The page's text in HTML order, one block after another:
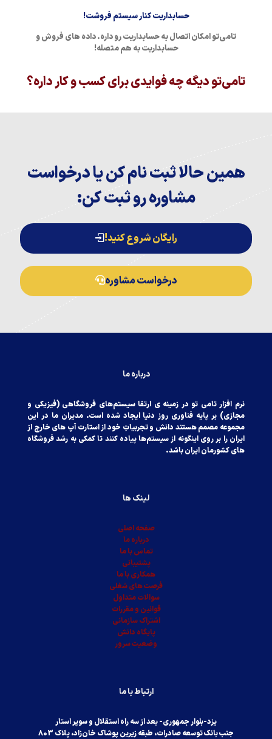
حسابداریت کنار سیستم فروشت!
تامی‌تو امکان اتصال به حسابداریت رو داره. داده های فروش و
حسابداریت به هم متصله!
تامی‌تو دیگه چه فوایدی برای کسب و کار داره؟
همین حالا ثبت نام کن یا درخواست
مشاوره رو ثبت کن:
رایگان شروع کنید!
درخواست مشاوره
درباره ما
نرم افزار تامی تو در زمینه ی ارتقا سیستم‌های فروشگاهی (فیزیکی‌ و
مجازی) بر پایه فناوری روز دنیا ایجاد شده است. مدیران ما در این
مجموعه مصمم هستند دانش و تجربیاتِ خود از استارت آپ های خارج از
ایران را بر روی اینگونه از سیستم‌ها پیاده کنند تا کمکی‌ به رشد فروشگاه
های کشورمان ایران باشد.
لینک ها
صفحه اصلی
درباره ما
تماس با ما
پشتیبانی
همکاری با ما
فرصت های شغلی
سوالات متداول
قوانین و مقررات
اشتراک سازمانی
پایگاه دانش
وضعیت سرور
ارتباط با ما
یزد-بلوار جمهوری- بعد از سه راه استقلال و سوپر استار
جنب بانک توسعه صادرات، طبقه زیرین پوشاک خان‌زاد، پلاک 803